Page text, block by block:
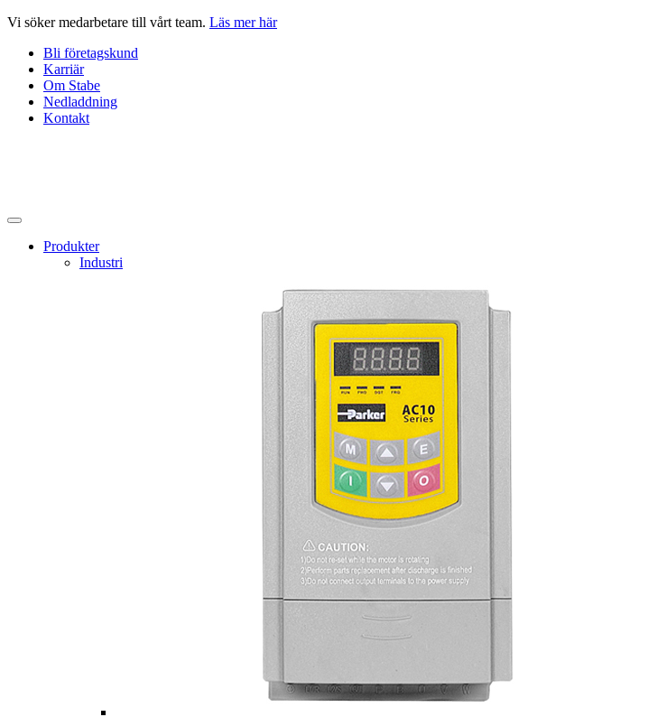
Hoppa
innehåll
Vi söker medarbetare till vårt team. Läs mer här
Bli företagskund
Karriär
Om Stabe
Nedladdning
Kontakt
Produkter
Industri